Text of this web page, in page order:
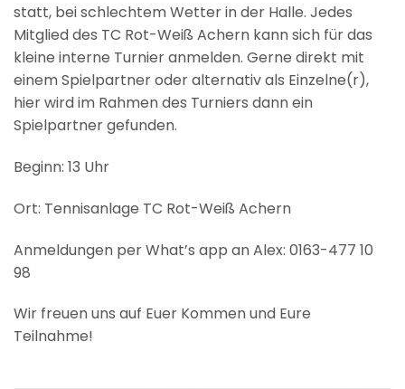
statt, bei schlechtem Wetter in der Halle. Jedes
Mitglied des TC Rot-Weiß Achern kann sich für das
kleine interne Turnier anmelden. Gerne direkt mit
einem Spielpartner oder alternativ als Einzelne(r),
hier wird im Rahmen des Turniers dann ein
Spielpartner gefunden.
Beginn: 13 Uhr
Ort: Tennisanlage TC Rot-Weiß Achern
Anmeldungen per What’s app an Alex: 0163-477 10
98
Wir freuen uns auf Euer Kommen und Eure
Teilnahme!